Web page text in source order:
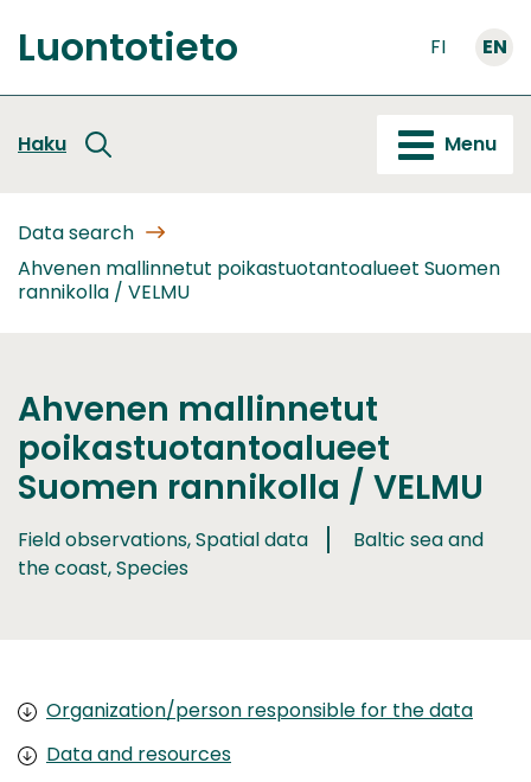
to
content
Front
Luontotieto FI EN
Haku Menu
Data search
Ahvenen mallinnetut poikastuotantoalueet Suomen
rannikolla / VELMU
Ahvenen mallinnetut
poikastuotantoalueet
Suomen rannikolla / VELMU
Field observations, Spatial data
Baltic sea and
the coast, Species
Organization/person responsible for the data
Data and resources